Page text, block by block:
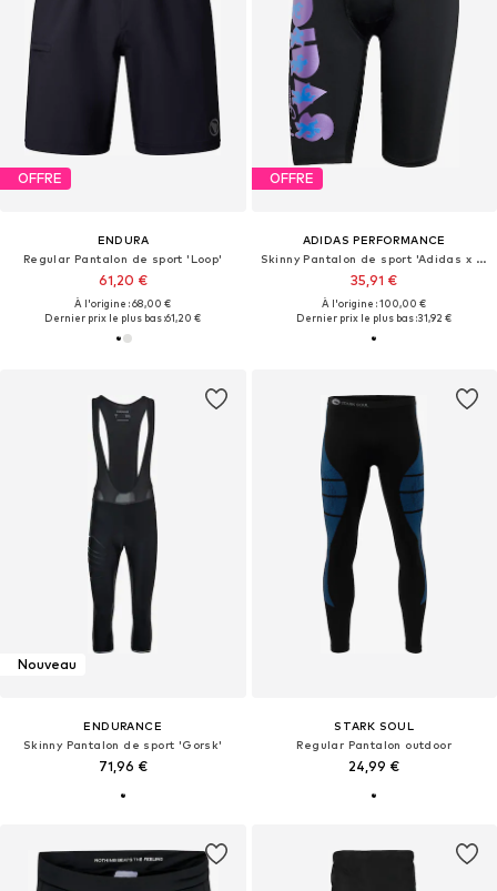
OFFRE
ENDURA
Regular Pantalon de sport 'Loop'
61,20 €
À l'origine : 68,00 €
Dernier prix le plus bas :61,20 €
OFFRE
ADIDAS PERFORMANCE
Skinny Pantalon de sport 'Adidas x Jeremy Scott'
35,91 €
À l'origine : 100,00 €
Dernier prix le plus bas :31,92 €
Nouveau
ENDURANCE
Skinny Pantalon de sport 'Gorsk'
71,96 €
STARK SOUL
Regular Pantalon outdoor
24,99 €